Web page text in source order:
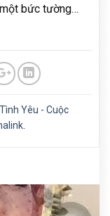
bức tường…
Tình Yêu - Cuộc
.